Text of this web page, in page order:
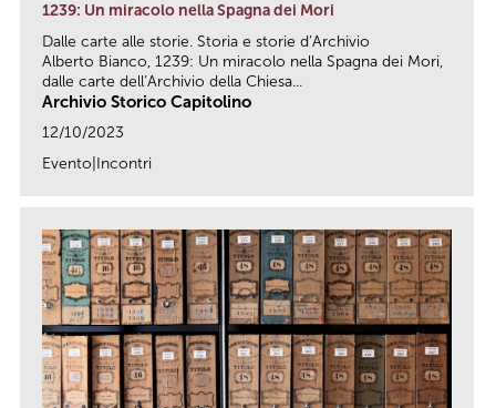
1239: Un miracolo nella Spagna dei Mori
Dalle carte alle storie. Storia e storie d’Archivio
Alberto Bianco, 1239: Un miracolo nella Spagna dei Mori,
dalle carte dell’Archivio della Chiesa...
Archivio Storico Capitolino
12/10/2023
Evento|Incontri